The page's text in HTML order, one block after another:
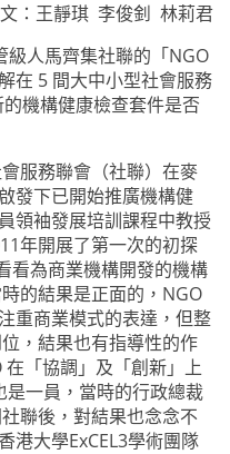
文：王靜琪 李俊釗 林莉君
級人馬齊集社聯的「NGO
在 5 間大中小型社會服務
機構健康檢查套件是否
服務聯會（社聯）在麥
發下已開始推廣機構健
領袖發展培訓課程中教授
年開展了第一次的初探
看為商業機構開發的機構
的結果是正面的，NGO
重商業模式的表達，但整
，結果也有指導性的作
「協調」及「創新」上
一員，當時的行政總裁
聯後，對結果也念念不
港大學ExCEL3學術團隊